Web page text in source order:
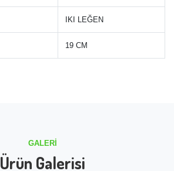
IKI LEĞEN
19 CM
GALERI
Ürün Galerisi